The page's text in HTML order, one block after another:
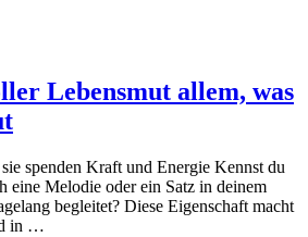
Lebensmut allem, was
spenden Kraft und Energie Kennst du
eine Melodie oder ein Satz in deinem
begleitet? Diese Eigenschaft macht
in …